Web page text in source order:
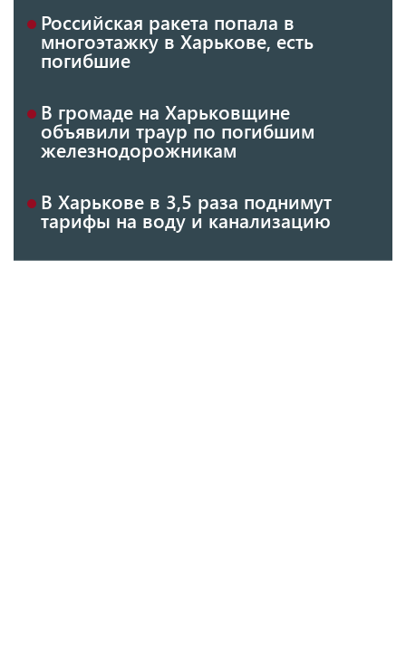
Российская ракета попала в
многоэтажку в Харькове, есть
погибшие
В громаде на Харьковщине
объявили траур по погибшим
железнодорожникам
В Харькове в 3,5 раза поднимут
тарифы на воду и канализацию